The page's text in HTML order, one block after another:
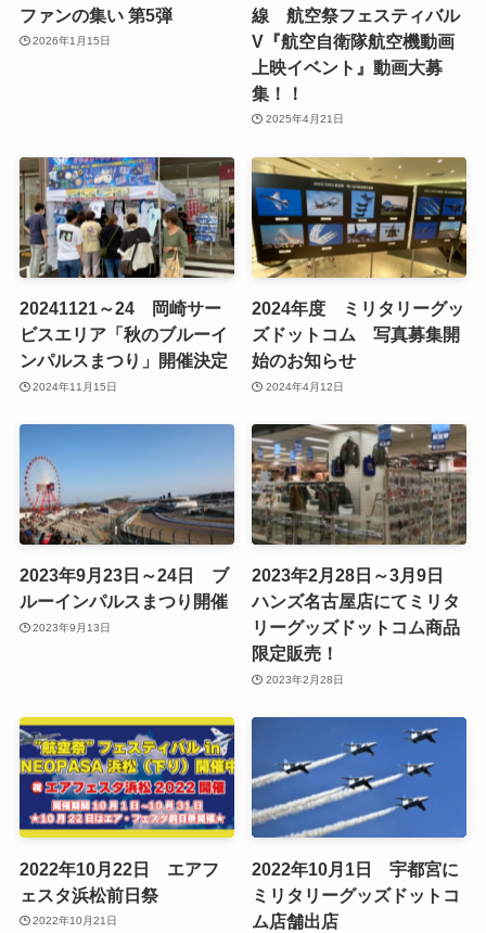
ファンの集い 第5弾
2026年1月15日
線 航空祭フェスティバル
V『航空自衛隊航空機動画
上映イベント』動画大募
集！！
2025年4月21日
20241121～24 岡崎サー
ビスエリア「秋のブルーイ
ンパルスまつり」開催決定
2024年11月15日
2024年度 ミリタリーグッ
ズドットコム 写真募集開
始のお知らせ
2024年4月12日
2023年9月23日～24日 ブ
ルーインパルスまつり開催
2023年9月13日
2023年2月28日～3月9日
ハンズ名古屋店にてミリタ
リーグッズドットコム商品
限定販売！
2023年2月28日
2022年10月22日 エアフ
ェスタ浜松前日祭
2022年10月21日
2022年10月1日 宇都宮に
ミリタリーグッズドットコ
ム店舗出店